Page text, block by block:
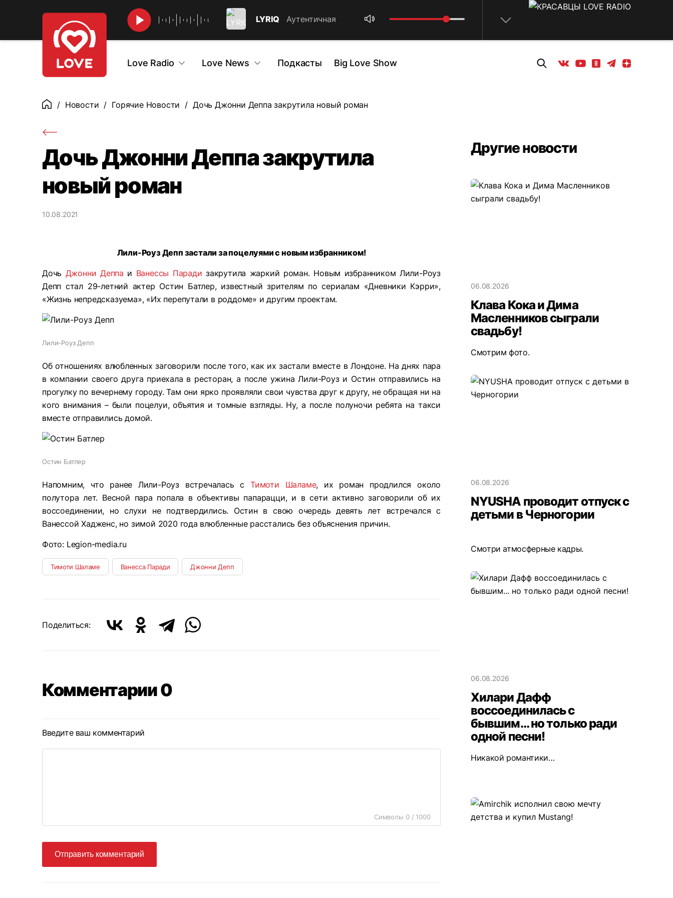
LYRIQ Аутентичная
Love Radio Love News Подкасты Big Love Show Вконтакте
YoutubeОдноклассники
ТелеграмЯндекс дзен
ГлавнаяНовости Горячие Новости Дочь Джонни Деппа закрутила новый роман
Дочь Джонни Деппа закрутила
новый роман
10.08.2021
Лили-Роуз Депп застали за поцелуями с новым избранником!
Дочь Джонни Деппа и Ванессы Паради закрутила жаркий роман. Новым избранником Лили-Роуз
Депп стал 29-летний актер Остин Батлер, известный зрителям по сериалам «Дневники Кэрри»,
«Жизнь непредсказуема», «Их перепутали в роддоме» и другим проектам.
Лили-Роуз Депп
Об отношениях влюбленных заговорили после того, как их застали вместе в Лондоне. На днях пара
в компании своего друга приехала в ресторан, а после ужина Лили-Роуз и Остин отправились на
прогулку по вечернему городу. Там они ярко проявляли свои чувства друг к другу, не обращая ни на
кого внимания – были поцелуи, объятия и томные взгляды. Ну, а после полуночи ребята на такси
вместе отправились домой.
Остин Батлер
Напомним, что ранее Лили-Роуз встречалась с Тимоти Шаламе, их роман продлился около
полутора лет. Весной пара попала в объективы папарацци, и в сети активно заговорили об их
воссоединении, но слухи не подтвердились. Остин в свою очередь девять лет встречался с
Ванессой Хадженс, но зимой 2020 года влюбленные расстались без объяснения причин.
Фото: Legion-media.ru
Тимоти Шаламе Ванесса Паради Джонни Депп
Поделиться:
Комментарии 0
Введите ваш комментарий
Символы 0 / 1000
Отправить комментарий
Другие новости
06.08.2026
Клава Кока и Дима
Масленников сыграли
свадьбу!
Смотрим фото.
06.08.2026
NYUSHA проводит отпуск с
детьми в Черногории
Смотри атмосферные кадры.
06.08.2026
Хилари Дафф
воссоединилась с
бывшим... но только ради
одной песни!
Никакой романтики…